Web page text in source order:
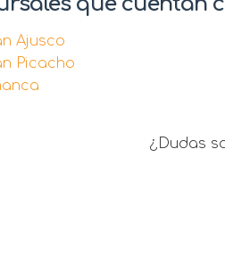
Ajusco
Picacho
¿Dudas